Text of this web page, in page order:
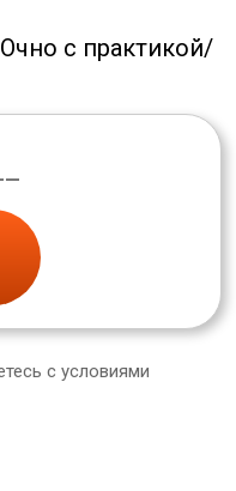
Очно с практикой/
с условиями